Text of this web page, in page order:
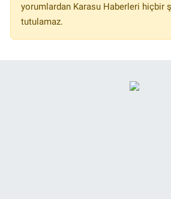
yorumlardan Karasu Haberleri hiçbir
tutulamaz.